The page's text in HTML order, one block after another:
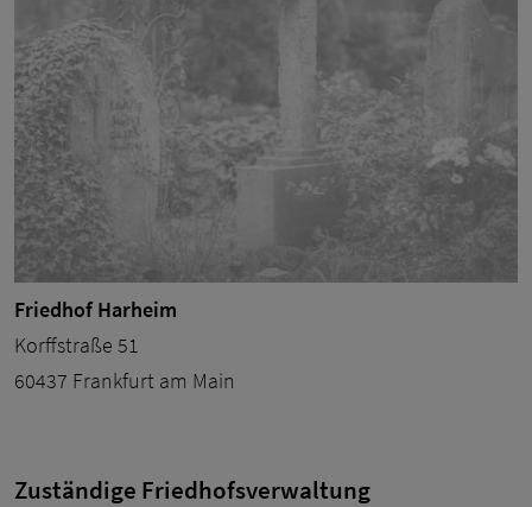
Friedhof Harheim
Korffstraße 51
60437 Frankfurt am Main
Zuständige Friedhofsverwaltung